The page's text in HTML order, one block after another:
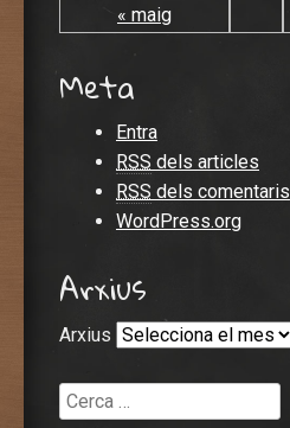
« maig
Meta
Entra
RSS dels articles
RSS dels comentaris
WordPress.org
Arxius
Arxius
Cerca